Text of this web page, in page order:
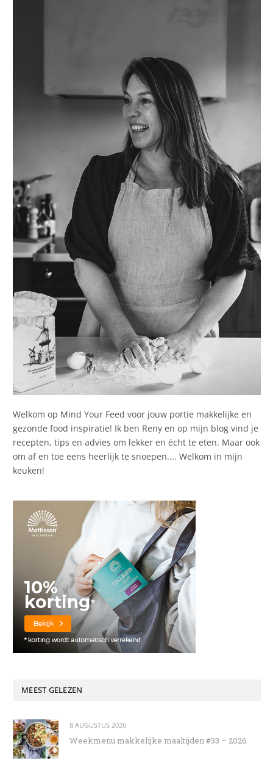
Welkom op Mind Your Feed voor jouw portie makkelijke en
gezonde food inspiratie! Ik ben Reny en op mijn blog vind je
recepten, tips en advies om lekker en écht te eten. Maar ook
om af en toe eens heerlijk te snoepen.... Welkom in mijn
keuken!
MEEST GELEZEN
8 AUGUSTUS 2026
Weekmenu makkelijke maaltijden #33 – 2026